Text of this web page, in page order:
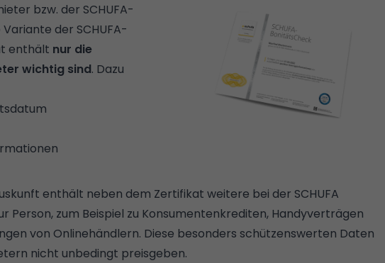
bzw. der SCHUFA-
der SCHUFA-
enthält nur die
wichtig sind. Dazu
enthält neben dem Zertifikat weitere bei der SCHUFA
Person, zum Beispiel zu Konsumentenkrediten, Handyverträgen
von Onlinehändlern. Diese besonders schützenswerten Daten
nicht unbedingt preisgeben.